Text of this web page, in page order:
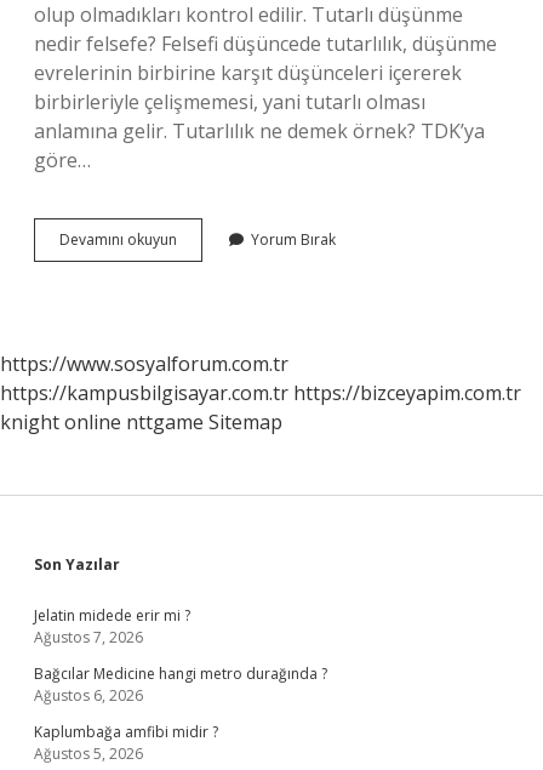
olup olmadıkları kontrol edilir. Tutarlı düşünme
nedir felsefe? Felsefi düşüncede tutarlılık, düşünme
evrelerinin birbirine karşıt düşünceleri içererek
birbirleriyle çelişmemesi, yani tutarlı olması
anlamına gelir. Tutarlılık ne demek örnek? TDK’ya
göre…
Devamını okuyun Felsefenin
Tutarlı
Yorum Bırak
https://www.sosyalforum.com.tr
https://kampusbilgisayar.com.tr https://bizceyapim.com.tr
knight online nttgame Sitemap
Sidebar
Son Yazılar
Jelatin midede erir mi ?
Ağustos 7, 2026
Bağcılar Medicine hangi metro durağında ?
Ağustos 6, 2026
Kaplumbağa amfibi midir ?
Ağustos 5, 2026